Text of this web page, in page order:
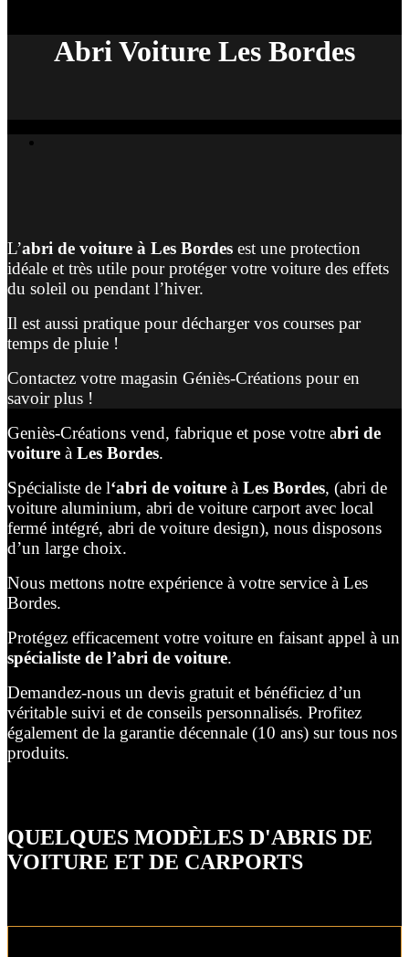
Abri Voiture Les Bordes
L’abri de voiture à Les Bordes est une protection
idéale et très utile pour protéger votre voiture des effets
du soleil ou pendant l’hiver.
Il est aussi pratique pour décharger vos courses par
temps de pluie !
Contactez votre magasin Géniès-Créations pour en
savoir plus !
Geniès-Créations vend, fabrique et pose votre abri de
voiture à Les Bordes.
Spécialiste de l‘abri de voiture à Les Bordes, (abri de
voiture aluminium, abri de voiture carport avec local
fermé intégré, abri de voiture design), nous disposons
d’un large choix.
Nous mettons notre expérience à votre service à Les
Bordes.
Protégez efficacement votre voiture en faisant appel à un
spécialiste de l’abri de voiture.
Demandez-nous un devis gratuit et bénéficiez d’un
véritable suivi et de conseils personnalisés. Profitez
également de la garantie décennale (10 ans) sur tous nos
produits.
QUELQUES MODÈLES D'ABRIS DE
VOITURE ET DE CARPORTS